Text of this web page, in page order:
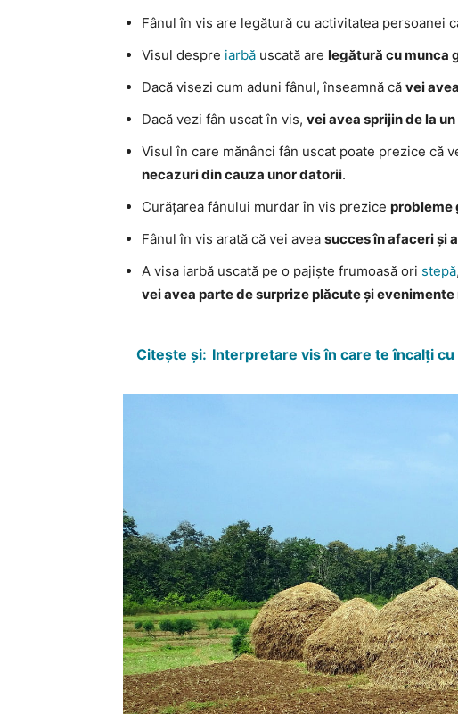
Fânul în vis are legătură cu activitatea persoanei
Visul despre iarbă uscată are legătură cu munca
Dacă visezi cum aduni fânul, înseamnă că vei
Dacă vezi fân uscat în vis, vei avea sprijin de la
Visul în care mănânci fân uscat poate prezice că
necazuri din cauza unor datorii.
Curățarea fânului murdar în vis prezice probleme
Fânul în vis arată că vei avea succes în afaceri și
A visa iarbă uscată pe o pajiște frumoasă ori stepă
vei avea parte de surprize plăcute și
Citește și: Interpretare vis în care te încalți